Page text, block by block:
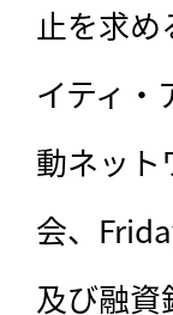
止を求
イティ・
動ネット
会、
及び融資